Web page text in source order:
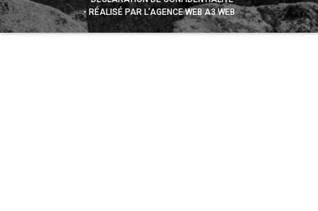
RÉALISÉ PAR L’AGENCE WEB A3 WEB